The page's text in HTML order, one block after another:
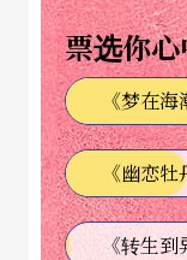
藉作品到新化
票选你
《梦在海
《幽恋牡